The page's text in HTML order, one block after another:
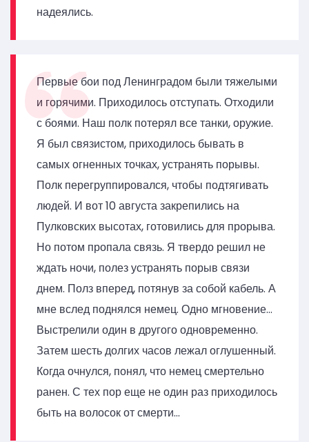
надеялись.
Первые бои под Ленинградом были тяжелыми
и горячими. Приходилось отступать. Отходили
с боями. Наш полк потерял все танки, оружие.
Я был связистом, приходилось бывать в
самых огненных точках, устранять порывы.
Полк перегруппировался, чтобы подтягивать
людей. И вот 10 августа закрепились на
Пулковских высотах, готовились для прорыва.
Но потом пропала связь. Я твердо решил не
ждать ночи, полез устранять порыв связи
днем. Полз вперед, потянув за собой кабель. А
мне вслед поднялся немец. Одно мгновение…
Выстрелили один в другого одновременно.
Затем шесть долгих часов лежал оглушенный.
Когда очнулся, понял, что немец смертельно
ранен. С тех пор еще не один раз приходилось
быть на волосок от смерти…